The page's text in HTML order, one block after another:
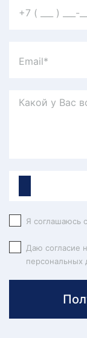
Я соглашаюсь с
Даю согласие
персональных